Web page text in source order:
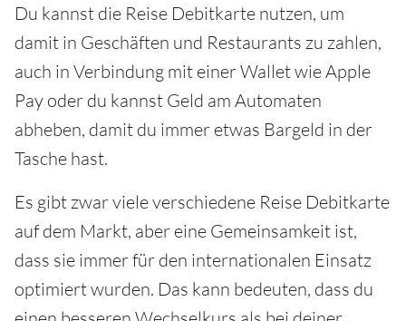
Du kannst die Reise Debitkarte nutzen, um
damit in Geschäften und Restaurants zu zahlen,
auch in Verbindung mit einer Wallet wie Apple
Pay oder du kannst Geld am Automaten
abheben, damit du immer etwas Bargeld in der
Tasche hast.
Es gibt zwar viele verschiedene Reise Debitkarte
auf dem Markt, aber eine Gemeinsamkeit ist,
dass sie immer für den internationalen Einsatz
optimiert wurden. Das kann bedeuten, dass du